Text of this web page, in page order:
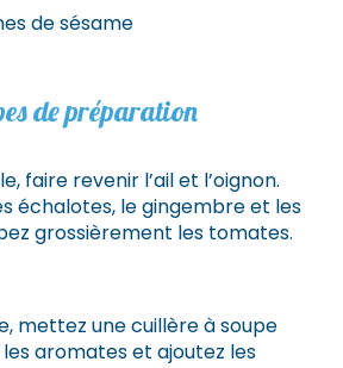
de sésame
de préparation
faire revenir l’ail et l’oignon.
échalotes, le gingembre et les
grossièrement les tomates.
mettez une cuillère à soupe
les aromates et ajoutez les